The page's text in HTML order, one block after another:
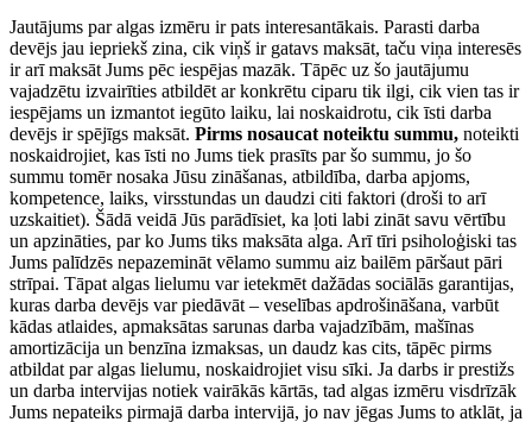
Jautājums par algas izmēru ir pats interesantākais. Parasti darba
devējs jau iepriekš zina, cik viņš ir gatavs maksāt, taču viņa interesēs
ir arī maksāt Jums pēc iespējas mazāk. Tāpēc uz šo jautājumu
vajadzētu izvairīties atbildēt ar konkrētu ciparu tik ilgi, cik vien tas ir
iespējams un izmantot iegūto laiku, lai noskaidrotu, cik īsti darba
devējs ir spējīgs maksāt. Pirms nosaucat noteiktu summu, noteikti
noskaidrojiet, kas īsti no Jums tiek prasīts par šo summu, jo šo
summu tomēr nosaka Jūsu zināšanas, atbildība, darba apjoms,
kompetence, laiks, virsstundas un daudzi citi faktori (droši to arī
uzskaitiet). Šādā veidā Jūs parādīsiet, ka ļoti labi zināt savu vērtību
un apzināties, par ko Jums tiks maksāta alga. Arī tīri psiholoģiski tas
Jums palīdzēs nepazemināt vēlamo summu aiz bailēm pāršaut pāri
strīpai. Tāpat algas lielumu var ietekmēt dažādas sociālās garantijas,
kuras darba devējs var piedāvāt – veselības apdrošināšana, varbūt
kādas atlaides, apmaksātas sarunas darba vajadzībām, mašīnas
amortizācija un benzīna izmaksas, un daudz kas cits, tāpēc pirms
atbildat par algas lielumu, noskaidrojiet visu sīki. Ja darbs ir prestižs
un darba intervijas notiek vairākās kārtās, tad algas izmēru visdrīzāk
Jums nepateiks pirmajā darba intervijā, jo nav jēgas Jums to atklāt, ja